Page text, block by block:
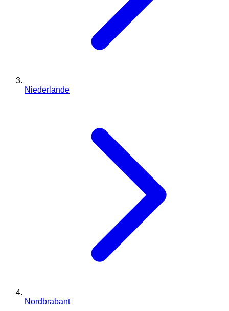
Niederlande
Nordbrabant